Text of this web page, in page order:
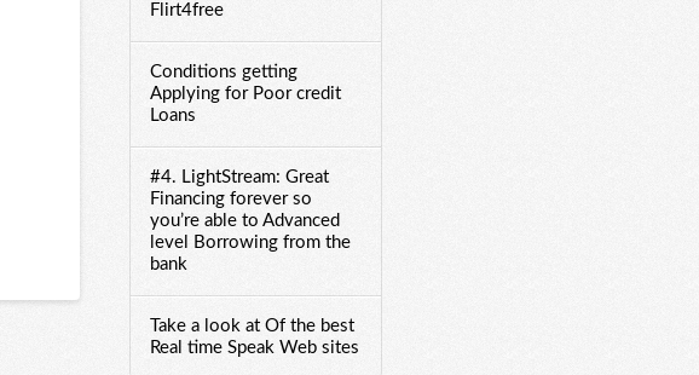
Flirt4free
Conditions getting
Applying for Poor credit
Loans
#4. LightStream: Great
Financing forever so
you’re able to Advanced
level Borrowing from the
bank
Take a look at Of the best
Real time Speak Web sites